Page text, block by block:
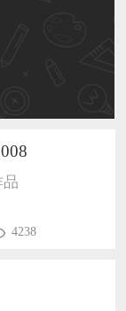
成功备案！
成功备案！
成功备案！
功备案！
成功备案！
4238